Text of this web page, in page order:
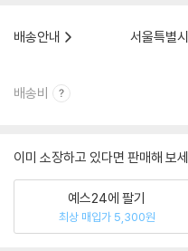
배송안내
서울특별
배송비
이미 소장하고 있다면 판매해 보
예스24에 팔기
최상 매입가 5,300원